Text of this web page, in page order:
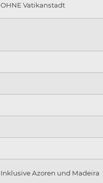
OHNE Vatikanstadt
Inklusive Azoren und Madeira